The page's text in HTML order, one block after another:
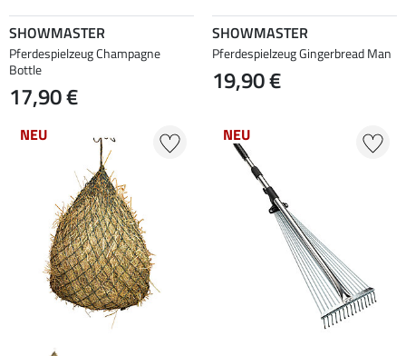
SHOWMASTER
Pferdespielzeug Champagne
Bottle
17,90 €
SHOWMASTER
Pferdespielzeug Gingerbread Man
19,90 €
NEU NEU